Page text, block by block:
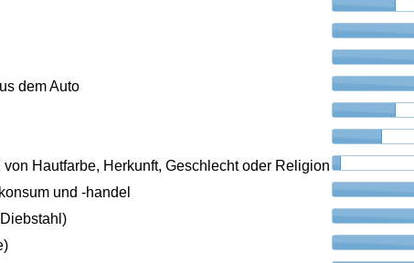
dem Auto
Hautfarbe, Herkunft, Geschlecht oder Religion
und -handel